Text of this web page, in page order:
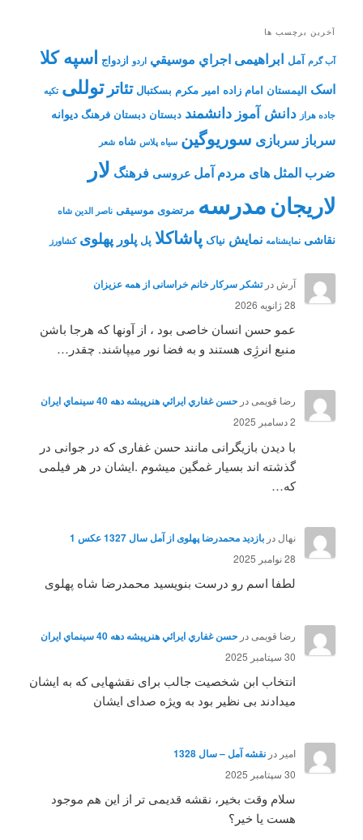
آخرین برچسب ها
آب گرم آمل ابراهیمی اجراي موسيقي اردو ازدواج اسپه کلا
اسک الیمستان امام زاده امیر مکرم بسکتبال تئاتر توللی تکیه
جاده هراز دانش آموز دانشمند دبستان دبستان فرهنگ دیوانه
سرباز سربازی سوریوگین سیاه پلاس شاه شعر
ضرب المثل های مردم آمل عروسی فرهنگ لار
لاریجانمدرسه مرتضوی موسیقی ناصر الدین شاه
نقاشی نمايشنامه نمایش نیاک پاشاکلا پل پلور پهلوی کشاورز
آرش درتشکر سرکار خانم خراسانی از همه عزیزان
28 ژانویه 2026
عمو حسن انسان خاصی بود ، از آونها که هرجا باشن
منبع انرژِی هستند و به فضا نور میپاشند. چقدر…
رضا قویمی در حسن غفاري ايرائي هنرپيشه دهه 40 سينماي ايران
2 دسامبر 2025
با دیدن بازیگرانی مانند حسن غفاری که در جوانی در
گذشته اند بسیار غمگین میشوم .ایشان در هر فیلمی
که…
نهال در بازدید محمدرضا پهلوی از آمل سال 1327 عکس 1
28 نوامبر 2025
لطفا اسم رو درست بنویسید محمدرضا شاه پهلوی
رضا قویمی در حسن غفاري ايرائي هنرپيشه دهه 40 سينماي ايران
30 سپتامبر 2025
انتخاب ابن شخصیت جالب برای نقشهایی که به ایشان
میدادند بی نظیر بود به ویژه صدای ایشان
امیر در نقشه آمل – سال 1328
30 سپتامبر 2025
سلام وقت بخیر، نقشه قدیمی تر از این هم موجود
هست یا خیر؟